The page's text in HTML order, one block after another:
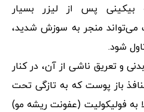
بیکینی پس از لیزر بسیار
منجر به سوزش شدید،
شود.
و تعریق ناشی از آن، در کنار
باز پوست که به تازگی تحت
به فولیکولیت (عفونت ریشه مو)